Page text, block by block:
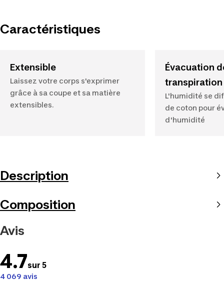
Caractéristiques
Extensible
Laissez votre corps s'exprimer
grâce à sa coupe et sa matière
extensibles.
Évacuation
transpiration
L'humidité se
de coton pour
d'humidité
Description
Composition
Avis
4.7sur 5
4 069 avis